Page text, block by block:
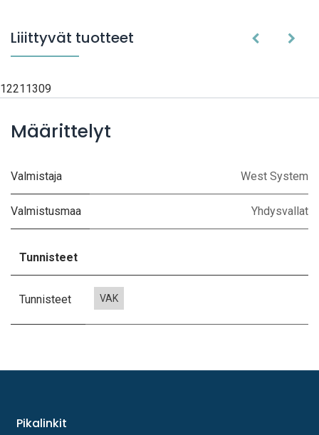
Liiittyvät tuotteet
12211309
Määrittelyt
Valmistaja West System
Valmistusmaa Yhdysvallat
Tunnisteet
Tunnisteet VAK
Pikalinkit